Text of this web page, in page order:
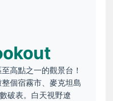
高點之一的觀景台！
個宿霧市、麥克坦島
破表。白天視野遼